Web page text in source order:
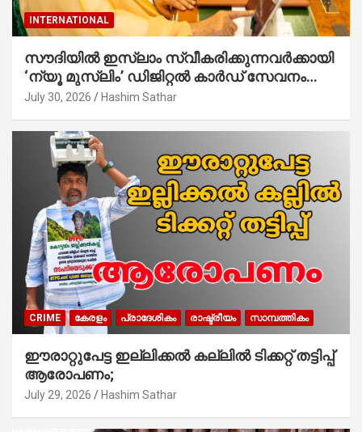
INTERNATIONAL
സൗദിയില്‍ ഇസ്‌ലാം സ്വീകരിക്കുന്നവര്‍ക്കായി
‘ന്യൂ മുസ്ലിം’ ഡിജിറ്റല്‍ കാര്‍ഡ് സേവനം
ആരംഭിച്ചു
July 30, 2026 Hashim Sathar
CRIME കേരളം പ്രാദേശികം രാഷ്ട്രീയം സാമ്പത്തികം
ഈരാറ്റുപേട്ട ഇല്ലിക്കൽ കല്ലിൽ ടിക്കറ്റ് തട്ടിപ്പ്
ആരോപണം;
July 29, 2026 Hashim Sathar